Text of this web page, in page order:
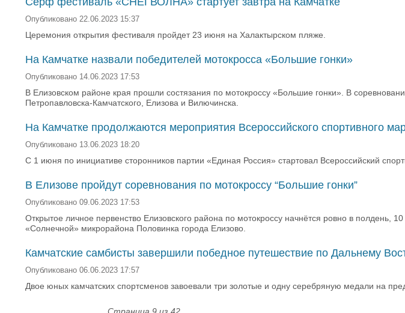
Опубликовано 22.06.2023 15:37
Церемония открытия фестиваля пройдет 23 июня на Халактырском пляже.
На Камчатке назвали победителей мотокросса «Большие гонки»
Опубликовано 14.06.2023 17:53
В Елизовском районе края прошли состязания по мотокроссу «Большие гонки». В
Петропавловска-Камчатского, Елизова и Вилючинска.
На Камчатке продолжаются мероприятия Всероссийского спортивного
Опубликовано 13.06.2023 18:20
С 1 июня по инициативе сторонников партии «Единая Россия» стартовал Всероссийский
В Елизове пройдут соревнования по мотокроссу “Большие гонки”
Опубликовано 09.06.2023 17:53
Открытое личное первенство Елизовского района по мотокроссу начнётся ровно в полдень,
«Солнечной» микрорайона Половинка города Елизово.
Камчатские самбисты завершили победное путешествие по Дальнему
Опубликовано 06.06.2023 17:57
Двое юных камчатских спортсменов завоевали три золотые и одну серебряную медали на